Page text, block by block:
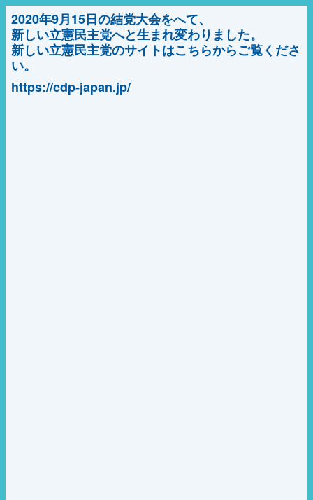
2020年9月15日の結党大会をへて、
新しい立憲民主党へと生まれ変わりました。
新しい立憲民主党のサイトはこちらからご覧くださ
い。
https://cdp-japan.jp/